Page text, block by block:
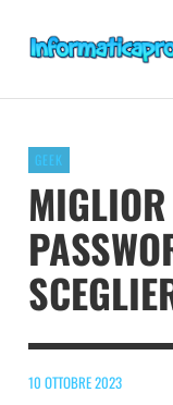
GEEK
10 OTTOBRE 2023